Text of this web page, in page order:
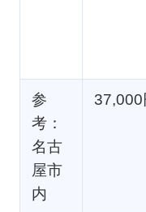
参
考：
名古
屋市
内
37,000